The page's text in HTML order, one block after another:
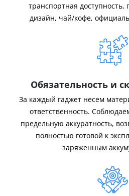
транспортная доступность,
дизайн, чай/кофе,
Обязательность и
За каждый гаджет несем
ответственность.
предельную аккуратность,
полностью готовой к
заряженным